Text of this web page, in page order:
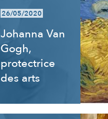
26/05/2020
Johanna Van
Gogh,
protectrice
des arts